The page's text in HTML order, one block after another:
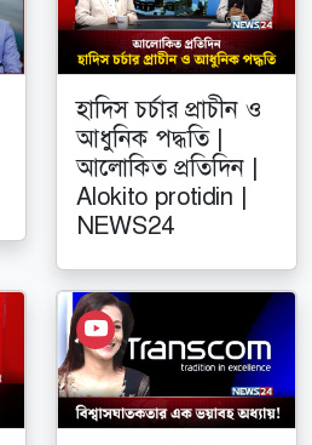
হাদিস চর্চার প্রাচীন ও
আধুনিক পদ্ধতি |
আলোকিত প্রতিদিন |
Alokito protidin |
NEWS24